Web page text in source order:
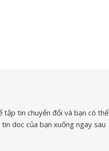
tập tin chuyển đổi và bạn có thể
doc của bạn xuống ngay sau